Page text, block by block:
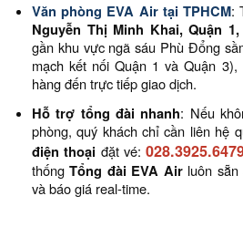
Văn phòng EVA Air tại TPHCM:
Nguyễn Thị Minh Khai, Quận
gần khu vực ngã sáu Phù Đổng
mạch kết nối Quận 1 và Quận
hàng đến trực tiếp giao dịch.
Hỗ trợ tổng đài nhanh: Nếu
phòng, quý khách chỉ cần liên hệ
điện thoại đặt vé:
thống Tổng đài EVA Air luôn
và báo giá real-time.